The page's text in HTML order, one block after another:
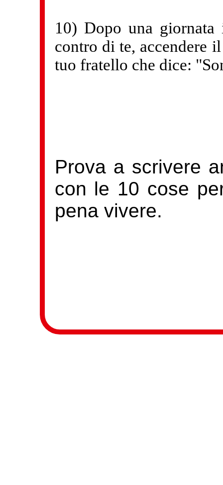
10) Dopo una
contro di te, accendere
tuo fratello che dice:
Prova a scrivere
con le 10 cose
pena vivere.